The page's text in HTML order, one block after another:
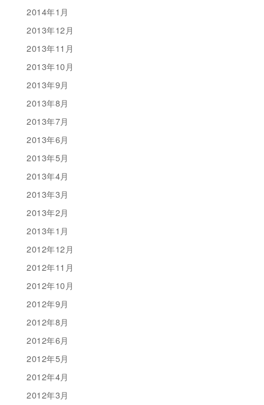
2014年1月
2013年12月
2013年11月
2013年10月
2013年9月
2013年8月
2013年7月
2013年6月
2013年5月
2013年4月
2013年3月
2013年2月
2013年1月
2012年12月
2012年11月
2012年10月
2012年9月
2012年8月
2012年6月
2012年5月
2012年4月
2012年3月